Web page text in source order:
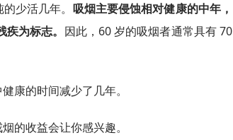
少活几年。 吸烟主要侵蚀相对健康的中年，
为标志。 因此，60 岁的吸烟者通常具有 70
康的时间减少了几年。
的收益会让你感兴趣。